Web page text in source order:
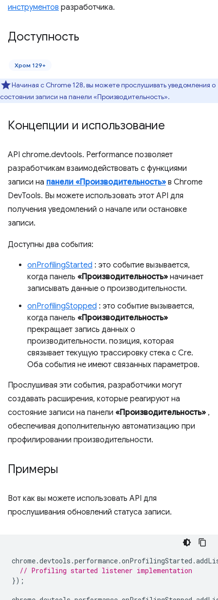
инструментов разработчика.
Доступность
Хром 129+
Начиная с Chrome 128, вы можете прослушивать уведомления о
состоянии записи на панели «Производительность».
Концепции и использование
API chrome.devtools. Performance позволяет
разработчикам взаимодействовать с функциями
записи на панели «Производительность» в Chrome
DevTools. Вы можете использовать этот API для
получения уведомлений о начале или остановке
записи.
Доступны два события:
onProfilingStarted : это событие вызывается,
когда панель «Производительность» начинает
записывать данные о производительности.
onProfilingStopped : это событие вызывается,
когда панель «Производительность»
прекращает запись данных о
производительности. позиция, которая
связывает текущую трассировку стека с Cre.
Оба события не имеют связанных параметров.
Прослушивая эти события, разработчики могут
создавать расширения, которые реагируют на
состояние записи на панели «Производительность» ,
обеспечивая дополнительную автоматизацию при
профилировании производительности.
Примеры
Вот как вы можете использовать API для
прослушивания обновлений статуса записи.
chrome.devtools .performance.onProfilingStarted .
// Profiling started listener implementation
});